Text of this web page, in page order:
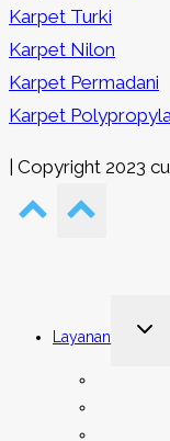
Karpet Turki
Karpet Nilon
Karpet Permadani
Karpet
| Copyright 2023
Layanan
Toggle